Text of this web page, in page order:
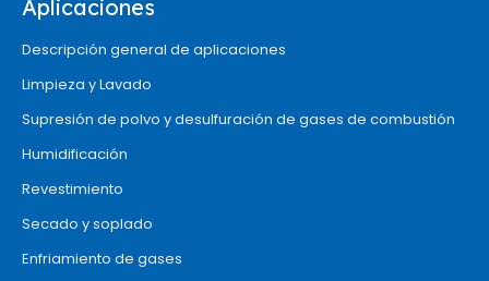
Aplicaciones
Descripción general de aplicaciones
Limpieza y Lavado
Supresión de polvo y desulfuración de gases de combustión
Humidificación
Revestimiento
Secado y soplado
Enfriamiento de gases